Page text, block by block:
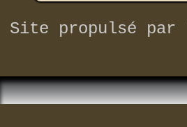
Site propulsé par